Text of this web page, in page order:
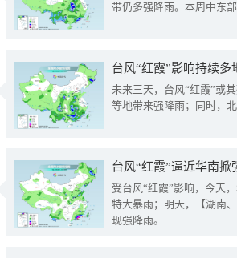
带仍多强降雨。本周中东
台风“红霞”影响持续
未来三天，台风“红霞”或
等地带来强降雨；同时，
台风“红霞”逼近华南
受台风“红霞”影响，今天
特大暴雨；明天，【湖南
现强降雨。